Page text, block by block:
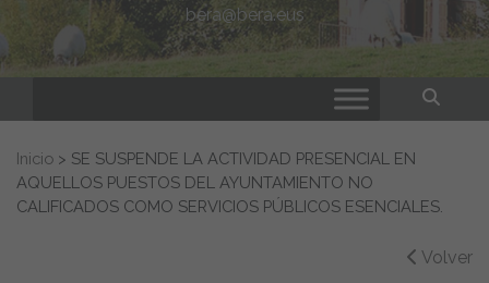
bera@bera.eus
Buscar:
Inicio > SE SUSPENDE LA ACTIVIDAD PRESENCIAL EN
AQUELLOS PUESTOS DEL AYUNTAMIENTO NO
CALIFICADOS COMO SERVICIOS PÚBLICOS ESENCIALES.
Volver